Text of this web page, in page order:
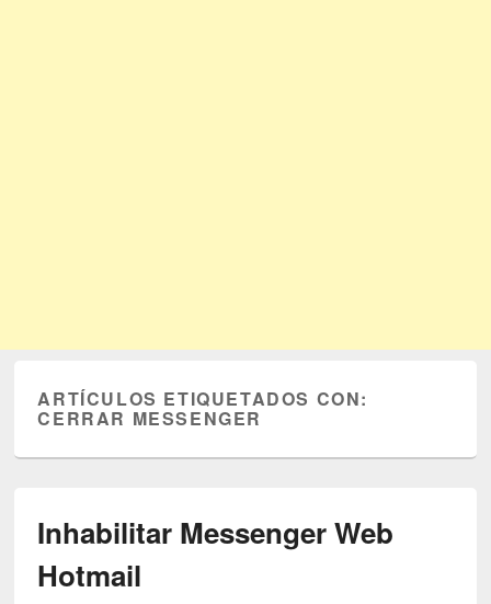
ARTÍCULOS ETIQUETADOS CON:
CERRAR MESSENGER
Inhabilitar Messenger Web
Hotmail